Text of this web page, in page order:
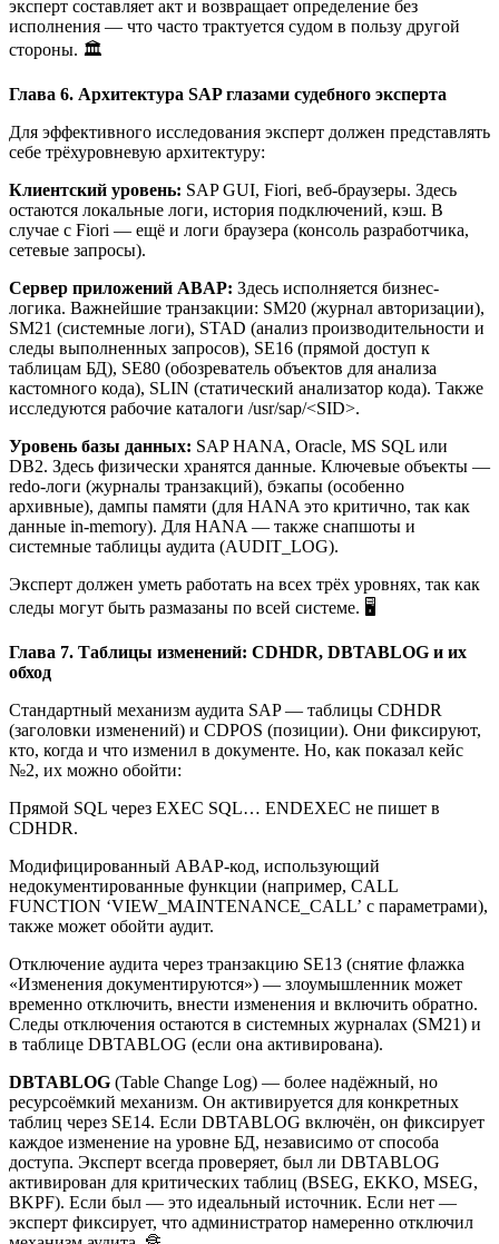
эксперт составляет акт и возвращает определение без
исполнения — что часто трактуется судом в пользу другой
стороны. 🏛️
Глава 6. Архитектура SAP глазами судебного эксперта
Для эффективного исследования эксперт должен представлять
себе трёхуровневую архитектуру:
Клиентский уровень: SAP GUI, Fiori, веб-браузеры. Здесь
остаются локальные логи, история подключений, кэш. В
случае с Fiori — ещё и логи браузера (консоль разработчика,
сетевые запросы).
Сервер приложений ABAP: Здесь исполняется бизнес-
логика. Важнейшие транзакции: SM20 (журнал авторизации),
SM21 (системные логи), STAD (анализ производительности и
следы выполненных запросов), SE16 (прямой доступ к
таблицам БД), SE80 (обозреватель объектов для анализа
кастомного кода), SLIN (статический анализатор кода). Также
исследуются рабочие каталоги /usr/sap/<SID>.
Уровень базы данных: SAP HANA, Oracle, MS SQL или
DB2. Здесь физически хранятся данные. Ключевые объекты —
redo-логи (журналы транзакций), бэкапы (особенно
архивные), дампы памяти (для HANA это критично, так как
данные in-memory). Для HANA — также снапшоты и
системные таблицы аудита (AUDIT_LOG).
Эксперт должен уметь работать на всех трёх уровнях, так как
следы могут быть размазаны по всей системе. 🖥️
Глава 7. Таблицы изменений: CDHDR, DBTABLOG и их
обход
Стандартный механизм аудита SAP — таблицы CDHDR
(заголовки изменений) и CDPOS (позиции). Они фиксируют,
кто, когда и что изменил в документе. Но, как показал кейс
№2, их можно обойти:
Прямой SQL через EXEC SQL… ENDEXEC не пишет в
CDHDR.
Модифицированный ABAP-код, использующий
недокументированные функции (например, CALL
FUNCTION ‘VIEW_MAINTENANCE_CALL’ с параметрами),
также может обойти аудит.
Отключение аудита через транзакцию SE13 (снятие флажка
«Изменения документируются») — злоумышленник может
временно отключить, внести изменения и включить обратно.
Следы отключения остаются в системных журналах (SM21) и
в таблице DBTABLOG (если она активирована).
DBTABLOG (Table Change Log) — более надёжный, но
ресурсоёмкий механизм. Он активируется для конкретных
таблиц через SE14. Если DBTABLOG включён, он фиксирует
каждое изменение на уровне БД, независимо от способа
доступа. Эксперт всегда проверяет, был ли DBTABLOG
активирован для критических таблиц (BSEG, EKKO, MSEG,
BKPF). Если был — это идеальный источник. Если нет —
эксперт фиксирует, что администратор намеренно отключил